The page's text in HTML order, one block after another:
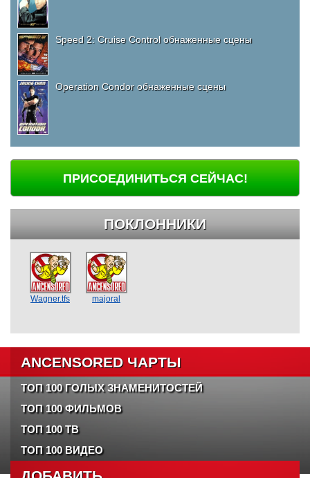
Speed 2: Cruise Control обнаженные сцены
Operation Condor обнаженные сцены
ПРИСОЕДИНИТЬСЯ СЕЙЧАС!
ПОКЛОННИКИ
Wagner.tfs majoral
ANCENSORED ЧАРТЫ
ТОП 100 ГОЛЫХ ЗНАМЕНИТОСТЕЙ
ТОП 100 ФИЛЬМОВ
ТОП 100 ТВ
ТОП 100 ВИДЕО